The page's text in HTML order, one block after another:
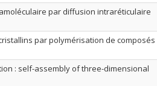
par diffusion intraréticulaire
par polymérisation de composés
: self-assembly of three-dimensional